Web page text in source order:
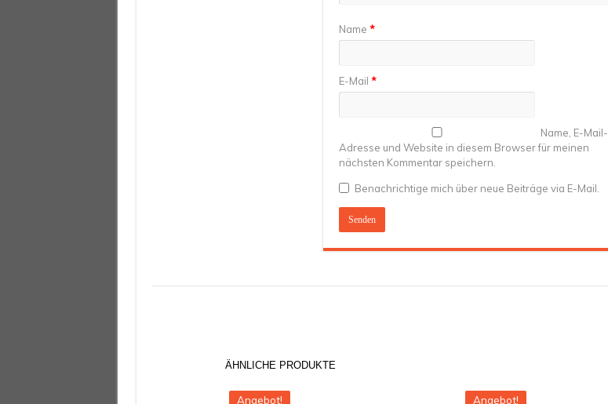
Name*
E-Mail*
Name, E-Mail-
Adresse und Website in diesem Browser für meinen
nächsten Kommentar speichern.
Benachrichtige mich über neue Beiträge via E-Mail.
Angebot! Angebot!